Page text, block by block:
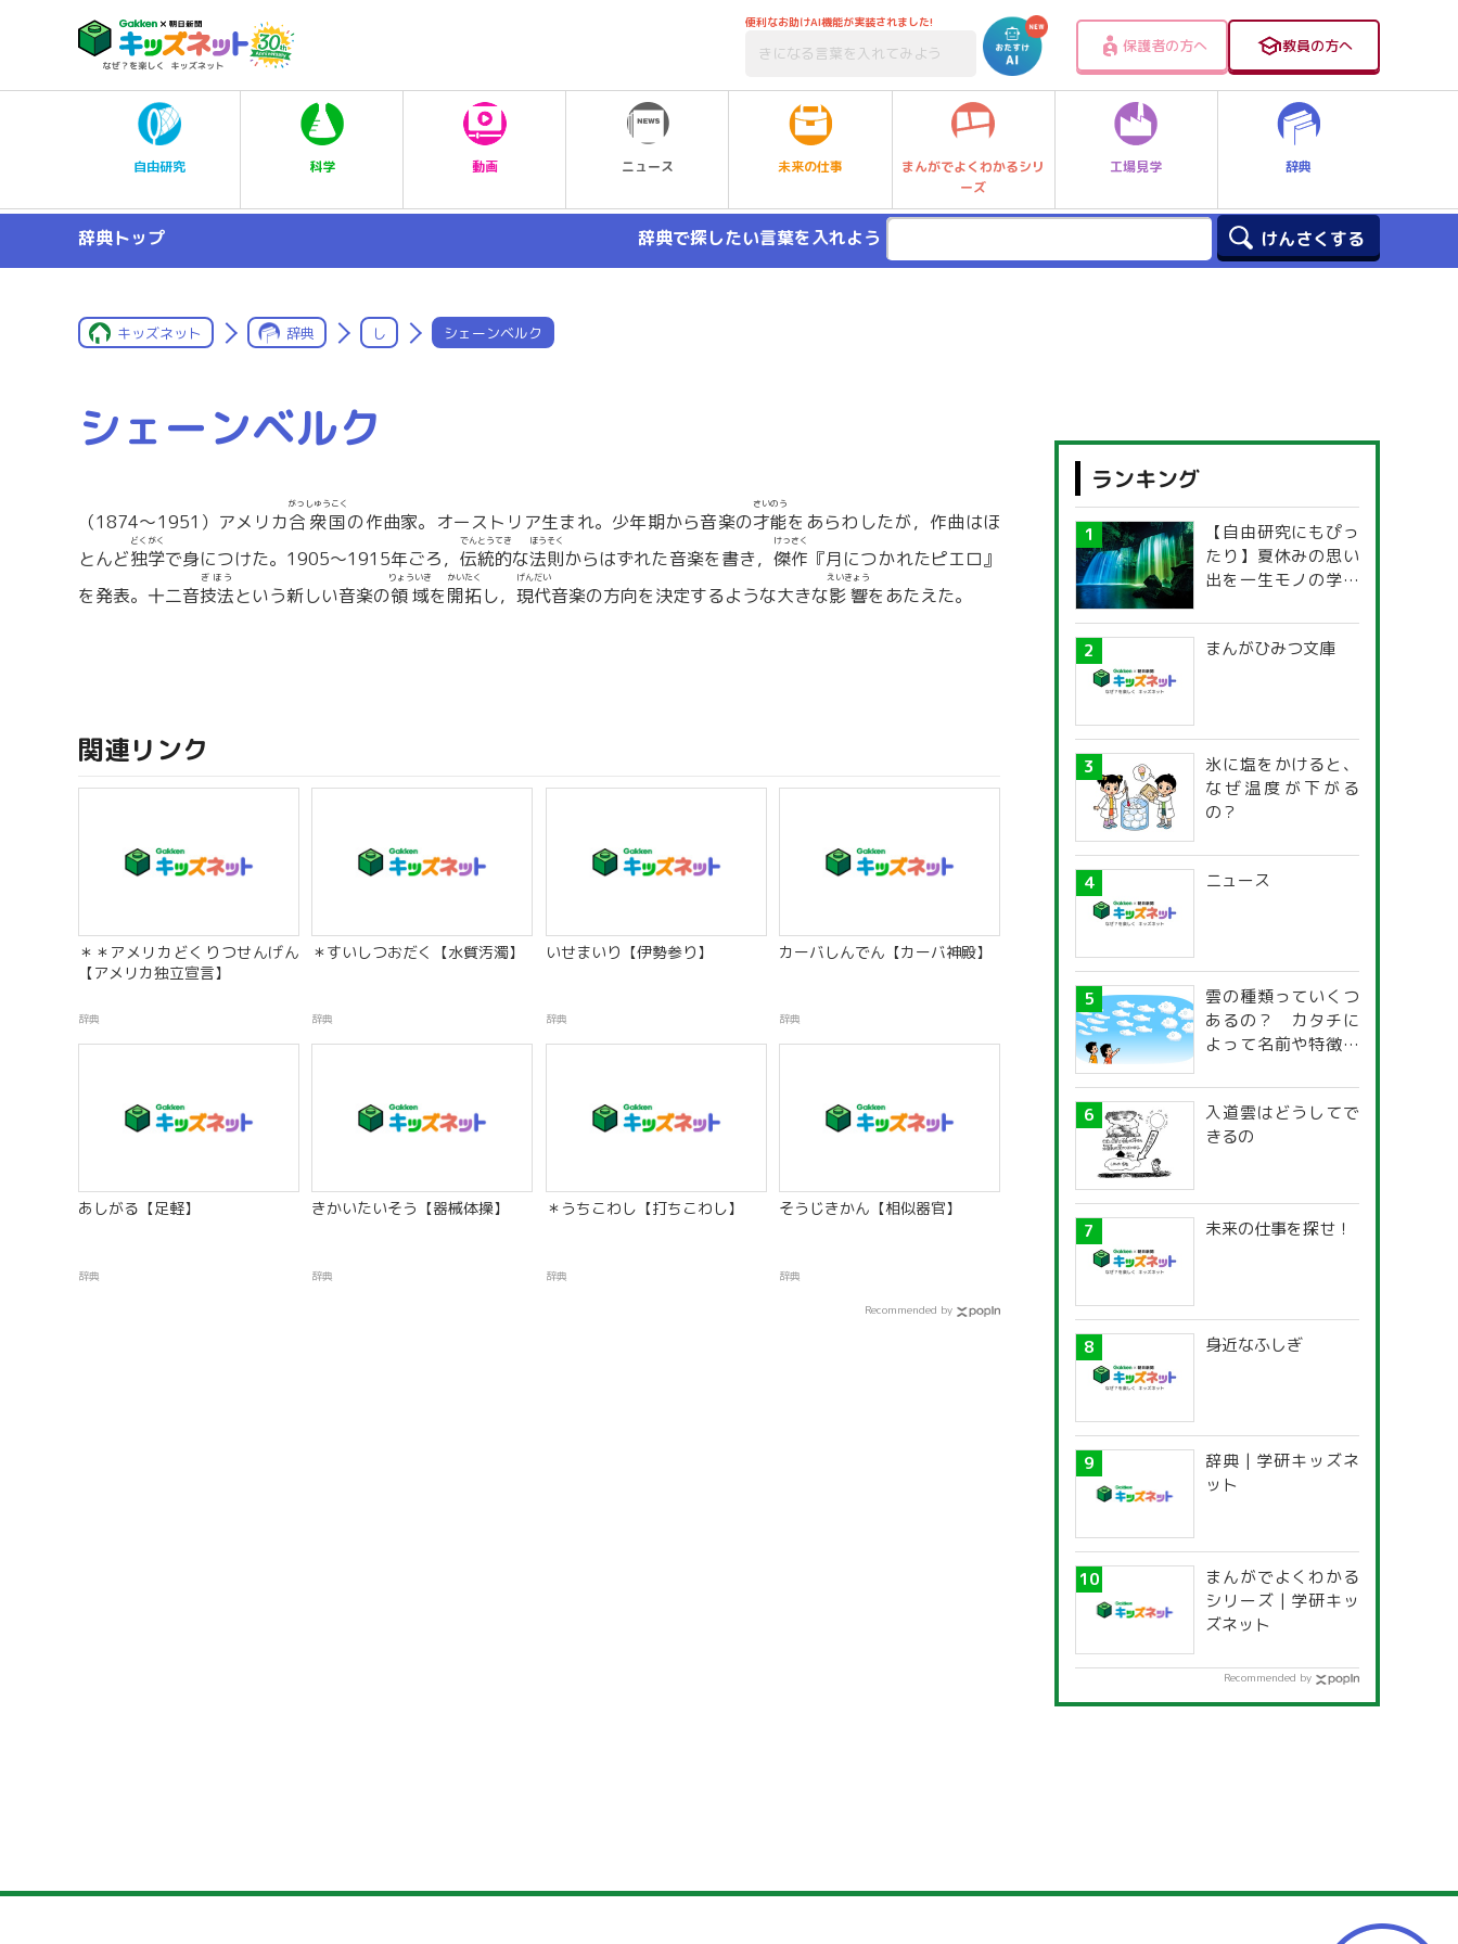
便利なお助けAI機能が実装されました!
保護者の方へ 教員の方へ
自由研究 科学 動画 ニュース 未来の仕事
まんがでよくわかるシリ
ーズ
工場見学 辞典
辞典トップ 辞典で探したい言葉を入れよう
キッズネット 辞典 し シェーンベルク
シェーンベルク
（1874〜1951）アメリカ合衆国
がっしゅうこく
の作曲家。オーストリア生まれ。少年期から音楽の才能
さいのう
をあらわしたが，作曲はほ
とんど独学
どくがく
で身につけた。1905〜1915年ごろ， 伝統的
でんとうてき
な法則
ほうそく
からはずれた音楽を書き， 傑作
けっさく
『月につかれたピエロ』
を発表。十二音技法
ぎほう
という新しい音楽の領域
りょういき
を開拓
かいたく
し， 現代
げんだい
音楽の方向を決定するような大きな影響
えいきょう
をあたえた。
関連リンク
＊＊アメリカどくりつせんげん
【アメリカ独立宣言】
辞典
＊すいしつおだく【水質汚濁】
辞典
いせまいり【伊勢参り】
辞典
カーバしんでん【カーバ神殿】
辞典
あしがる【足軽】
辞典
きかいたいそう【器械体操】
辞典
＊うちこわし【打ちこわし】
辞典
そうじきかん【相似器官】
辞典
Recommended by
ランキング
【自由研究にもぴっ
たり】夏休みの思い
出を一生モノの学び
探究ガイド
まんがひみつ文庫
氷に塩をかけると、
なぜ温度が下がる
の？
ニュース
雲の種類っていくつ
あるの？ カタチに
よって名前や特徴が
入道雲はどうしてで
きるの
未来の仕事を探せ！
身近なふしぎ
辞典 | 学研キッズネ
ット
まんがでよくわかる
シリーズ | 学研キッ
ズネット
Recommended by